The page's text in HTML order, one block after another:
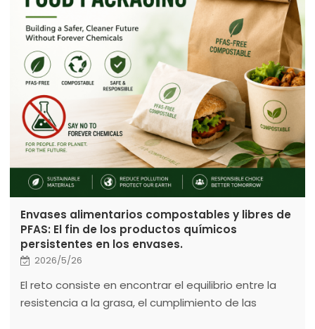
Envases alimentarios compostables y libres de
PFAS: El fin de los productos químicos
persistentes en los envases.
2026/5/26
El reto consiste en encontrar el equilibrio entre la
resistencia a la grasa, el cumplimiento de las